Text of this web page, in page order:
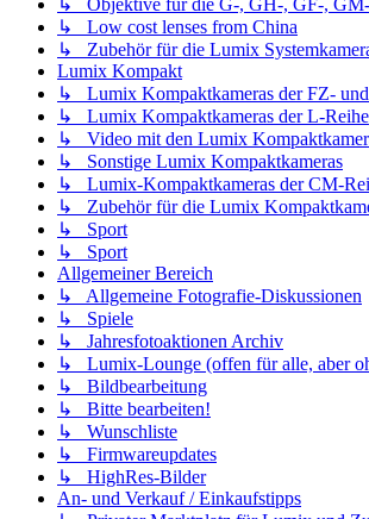
↳ Objektive für die G-, GH-, GF-,
↳ Low cost lenses from China
↳ Zubehör für die Lumix
Lumix Kompakt
↳ Lumix Kompaktkameras der FZ-
↳ Lumix Kompaktkameras der L-Reihe
↳ Video mit den Lumix
↳ Sonstige Lumix Kompaktkameras
↳ Lumix-Kompaktkameras der CM-
↳ Zubehör für die Lumix
↳ Sport
↳ Sport
Allgemeiner Bereich
↳ Allgemeine Fotografie-Diskussionen
↳ Spiele
↳ Jahresfotoaktionen Archiv
↳ Lumix-Lounge (offen für alle, aber
↳ Bildbearbeitung
↳ Bitte bearbeiten!
↳ Wunschliste
↳ Firmwareupdates
↳ HighRes-Bilder
An- und Verkauf / Einkaufstipps